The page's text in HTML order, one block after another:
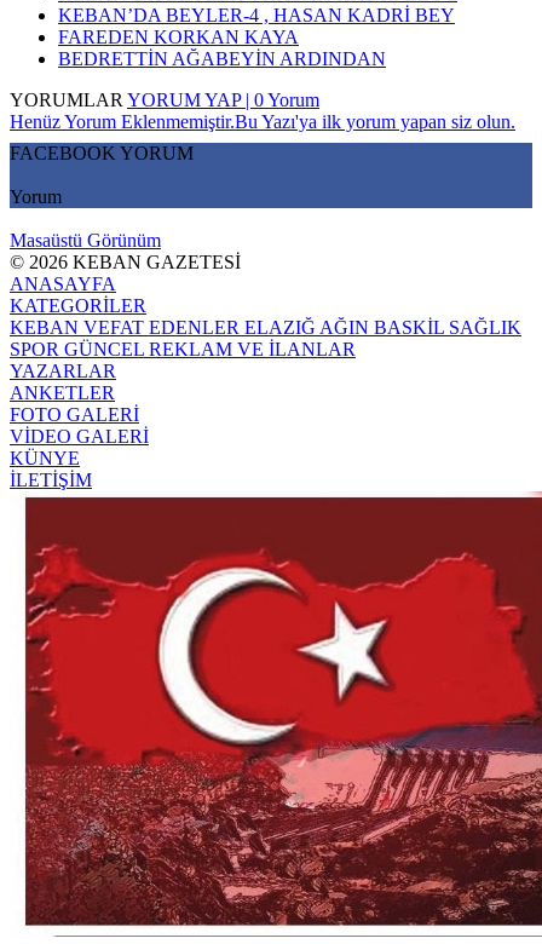
KEBAN’DA BEYLER-4 , HASAN KADRİ BEY
FAREDEN KORKAN KAYA
BEDRETTİN AĞABEYİN ARDINDAN
YORUMLAR YORUM YAP | 0 Yorum
Henüz Yorum Eklenmemiştir.Bu Yazı'ya ilk yorum yapan siz olun.
FACEBOOK YORUM
Yorum
Masaüstü Görünüm
© 2026 KEBAN GAZETESİ
ANASAYFA
KATEGORİLER
KEBAN VEFAT EDENLER ELAZIĞ AĞIN BASKİL SAĞLIK
SPOR GÜNCEL REKLAM VE İLANLAR
YAZARLAR
ANKETLER
FOTO GALERİ
VİDEO GALERİ
KÜNYE
İLETİŞİM